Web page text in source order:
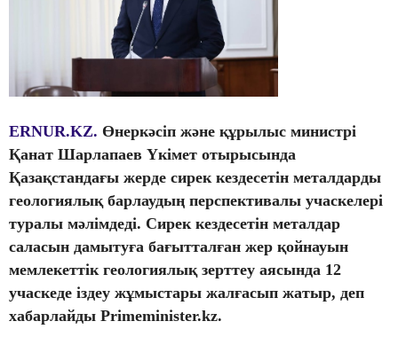
ERNUR.KZ. Өнеркәсіп және құрылыс министрі
Қанат Шарлапаев Үкімет отырысында
Қазақстандағы жерде сирек кездесетін металдарды
геологиялық барлаудың перспективалы учаскелері
туралы мәлімдеді. Сирек кездесетін металдар
саласын дамытуға бағытталған жер қойнауын
мемлекеттік геологиялық зерттеу аясында 12
учаскеде іздеу жұмыстары жалғасып жатыр, деп
хабарлайды Primeminister.kz.